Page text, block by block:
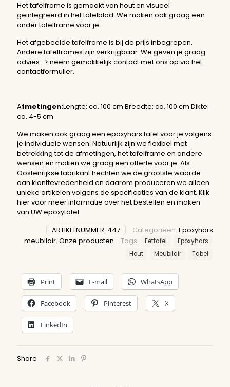
Het tafelframe is gemaakt van hout en visueel
geïntegreerd in het tafelblad. We maken ook graag een
ander tafelframe voor je.
Het afgebeelde tafelframe is bij de prijs inbegrepen.
Andere tafelframes zijn verkrijgbaar. We geven je graag
advies -> neem gemakkelijk contact met ons op via het
contactformulier.
Afmetingen:Lengte: ca. 100 cm Breedte: ca. 100 cm Dikte:
ca. 4-5 cm
We maken ook graag een epoxyhars tafel voor je volgens
je individuele wensen. Natuurlijk zijn we flexibel met
betrekking tot de afmetingen, het tafelframe en andere
wensen en maken we graag een offerte voor je. Als
Oostenrijkse fabrikant hechten we de grootste waarde
aan klanttevredenheid en daarom produceren we alleen
unieke artikelen volgens de specificaties van de klant. Klik
hiervoor meer informatie over het bestellen en maken
van UW epoxytafel.
ARTIKELNUMMER: 447 Categorieën: Epoxyhars
meubilair, Onze producten Tags: Eettafel
Epoxyhars
Hout
Meubilair Tabel
Print E-mail WhatsApp
Facebook Pinterest X
LinkedIn
Share